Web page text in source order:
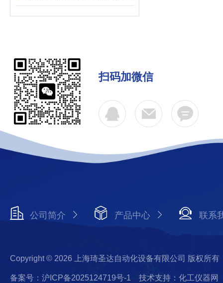
扫码加微信
公司简介 产品中心 联系
Copyright © 2026 上海琦圣达自动化设备有限公司 版权所有
备案号：沪ICP备2025124719号-1 技术支持：化工仪器网